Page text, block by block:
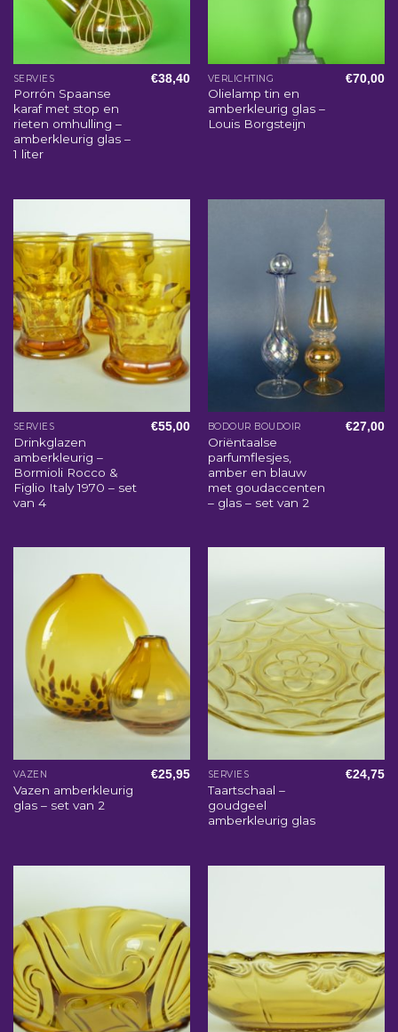
SERVIES
Porrón Spaanse
karaf met stop en
rieten omhulling –
amberkleurig glas –
1 liter
€38,40 VERLICHTING
Olielamp tin en
amberkleurig glas –
Louis Borgsteijn
€70,00
SERVIES
Drinkglazen
amberkleurig –
Bormioli Rocco &
Figlio Italy 1970 – set
van 4
€55,00 BODOUR BOUDOIR
Oriëntaalse
parfumflesjes,
amber en blauw
met goudaccenten
– glas – set van 2
€27,00
VAZEN
Vazen amberkleurig
glas – set van 2
€25,95 SERVIES
Taartschaal –
goudgeel
amberkleurig glas
€24,75